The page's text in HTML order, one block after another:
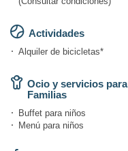
Actividades
Alquiler de bicicletas*
Ocio y servicios para
Familias
Buffet para niños
Menú para niños